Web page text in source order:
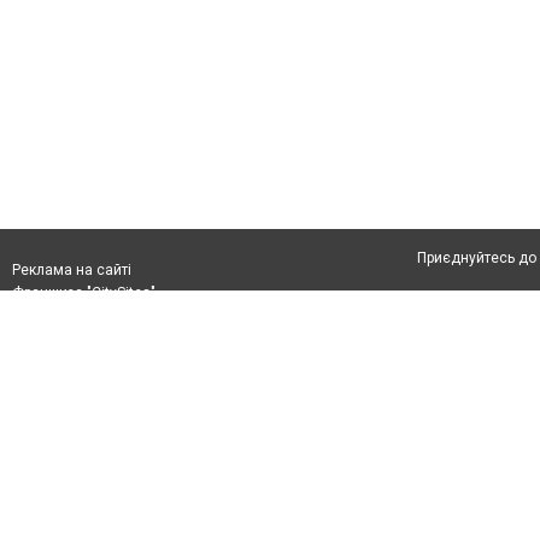
Реклама на сайті
Франшиза "CitySites"
Приєднуйтесь до